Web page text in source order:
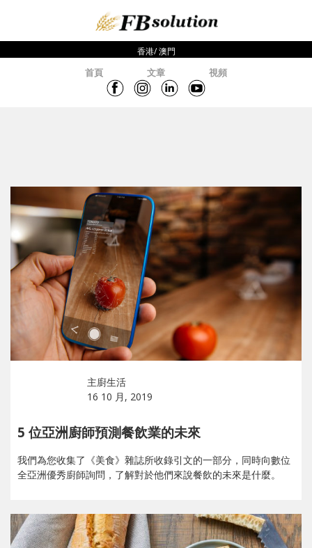
香港/ 澳門
首頁 文章 視頻
主廚生活
16 10 月, 2019
5 位亞洲廚師預測餐飲業的未來
我們為您收集了《美食》雜誌所收錄引文的一部分，同時向數位
全亞洲優秀廚師詢問，了解對於他們來說餐飲的未來是什麼。